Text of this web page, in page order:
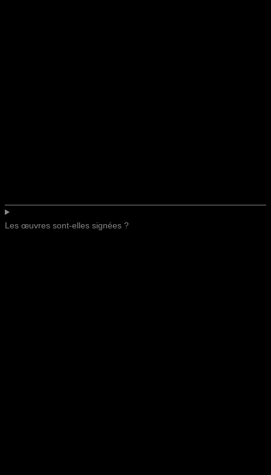
Les œuvres sont-elles signées ?